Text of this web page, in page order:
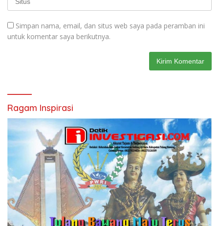
Simpan nama, email, dan situs web saya pada peramban ini
untuk komentar saya berikutnya.
Ragam Inspirasi